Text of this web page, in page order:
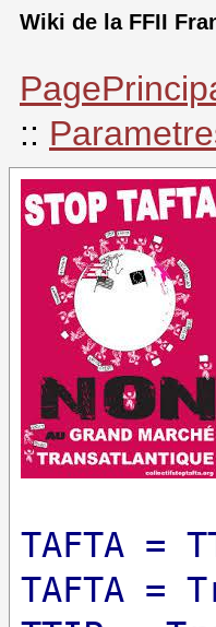
Wiki de la FFII
::
TAFTA =
TAFTA =